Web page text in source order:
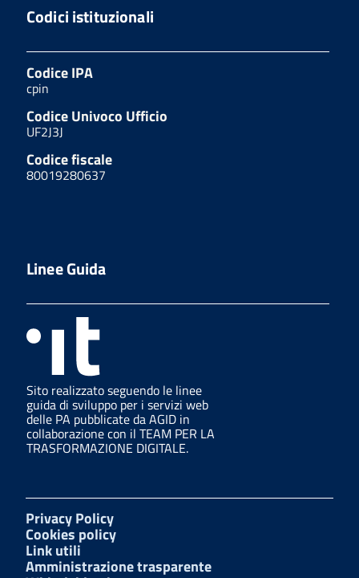
Codici istituzionali
Codice IPA
cpin
Codice Univoco Ufficio
UF2J3J
Codice fiscale
80019280637
Linee Guida
Sito realizzato seguendo le linee
guida di sviluppo per i servizi web
delle PA pubblicate da AGID in
collaborazione con il TEAM PER LA
TRASFORMAZIONE DIGITALE.
Privacy Policy
Cookies policy
Link utili
Amministrazione trasparente